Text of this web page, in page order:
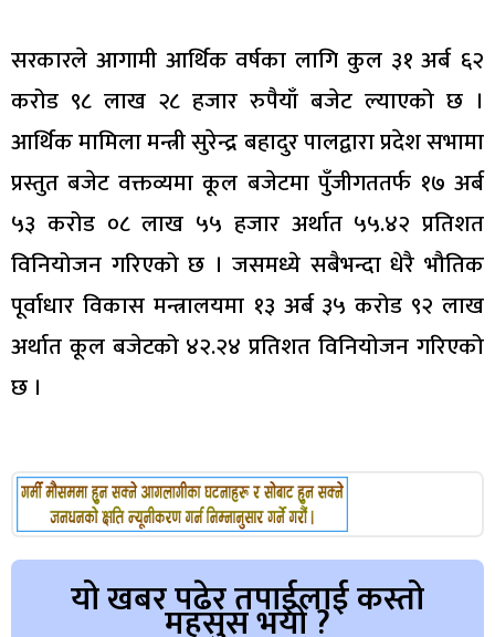
सरकारले आगामी आर्थिक वर्षका लागि कुल ३१ अर्ब ६२
करोड ९८ लाख २८ हजार रुपैयाँ बजेट ल्याएको छ ।
आर्थिक मामिला मन्त्री सुरेन्द्र बहादुर पालद्वारा प्रदेश सभामा
प्रस्तुत बजेट वक्तव्यमा कूल बजेटमा पुँजीगततर्फ १७ अर्ब
५३ करोड ०८ लाख ५५ हजार अर्थात ५५.४२ प्रतिशत
विनियोजन गरिएको छ । जसमध्ये सबैभन्दा धेरै भौतिक
पूर्वाधार विकास मन्त्रालयमा १३ अर्ब ३५ करोड ९२ लाख
अर्थात कूल बजेटको ४२.२४ प्रतिशत विनियोजन गरिएको
छ ।
यो खबर पढेर तपाईलाई कस्तो
महसुस भयो ?